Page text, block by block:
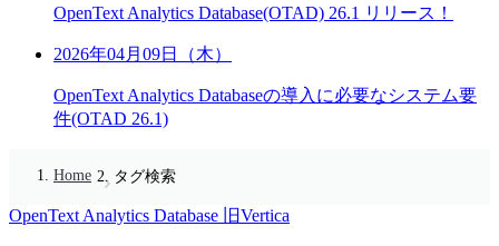
OpenText Analytics Database(OTAD) 26.1 リリース！
2026年04月09日（木）
OpenText Analytics Databaseの導入に必要なシステム要
件(OTAD 26.1)
Home タグ検索
OpenText Analytics Database 旧Vertica